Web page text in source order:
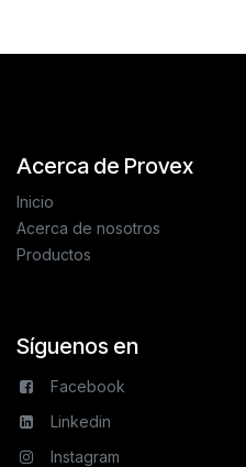
Acerca de Provex
Inicio
Acerca de nosotros
Productos
Síguenos en
Facebook
Linkedin
Instagram